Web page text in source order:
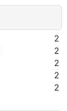
2
2
2
2
2